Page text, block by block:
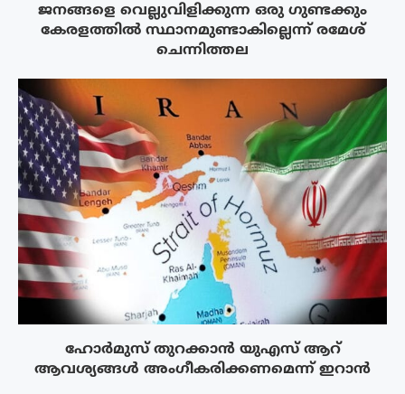
ജനങ്ങളെ വെല്ലുവിളിക്കുന്ന ഒരു ഗുണ്ടക്കും
കേരളത്തിൽ സ്ഥാനമുണ്ടാകില്ലെന്ന് രമേശ്
ചെന്നിത്തല
ഹോർമുസ് തുറക്കാൻ യുഎസ് ആറ്
ആവശ്യങ്ങൾ അംഗീകരിക്കണമെന്ന് ഇറാൻ